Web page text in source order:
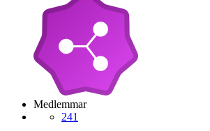
Medlemmar
241